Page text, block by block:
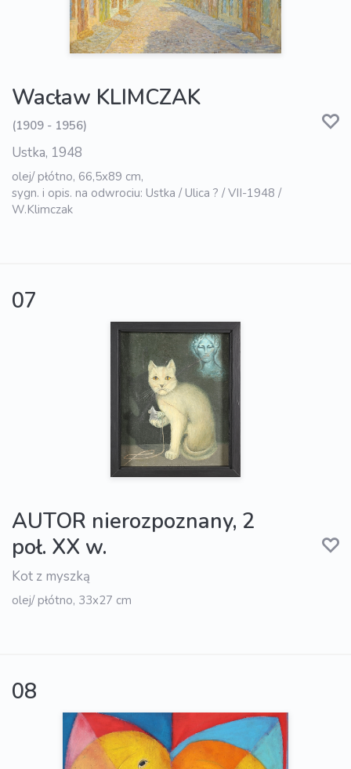
Wacław KLIMCZAK
(1909 - 1956)
Ustka, 1948
olej/ płótno, 66,5x89 cm,
sygn. i opis. na odwrociu: Ustka / Ulica ? / VII-1948 /
W.Klimczak
07
AUTOR nierozpoznany, 2
poł. XX w.
Kot z myszką
olej/ płótno, 33x27 cm
08